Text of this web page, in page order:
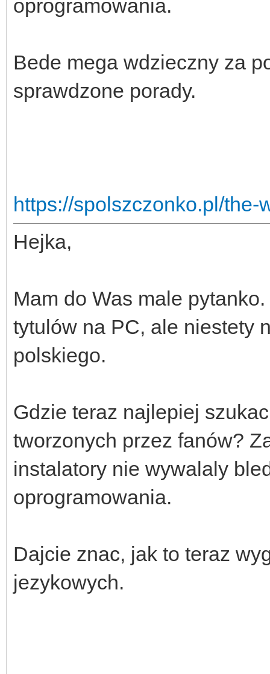
oprogramowania.
Bede mega wdzieczny za
sprawdzone porady.
https://spolszczonko.pl/the-
Hejka,
Mam do Was male
tytulów na PC, ale niestety
polskiego.
Gdzie teraz najlepiej
tworzonych przez fanów?
instalatory nie wywalaly
oprogramowania.
Dajcie znac, jak to teraz
jezykowych.